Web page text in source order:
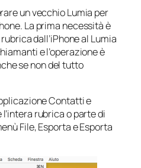
un vecchio Lumia per
La prima necessità è
dall’iPhone al Lumia
e l’operazione è
se non del tutto
Contatti e
rubrica o parte di
File, Esporta e Esporta